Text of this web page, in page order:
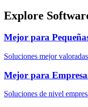
Explore
Mejor para
Soluciones mejor
Mejor para
Soluciones de nivel